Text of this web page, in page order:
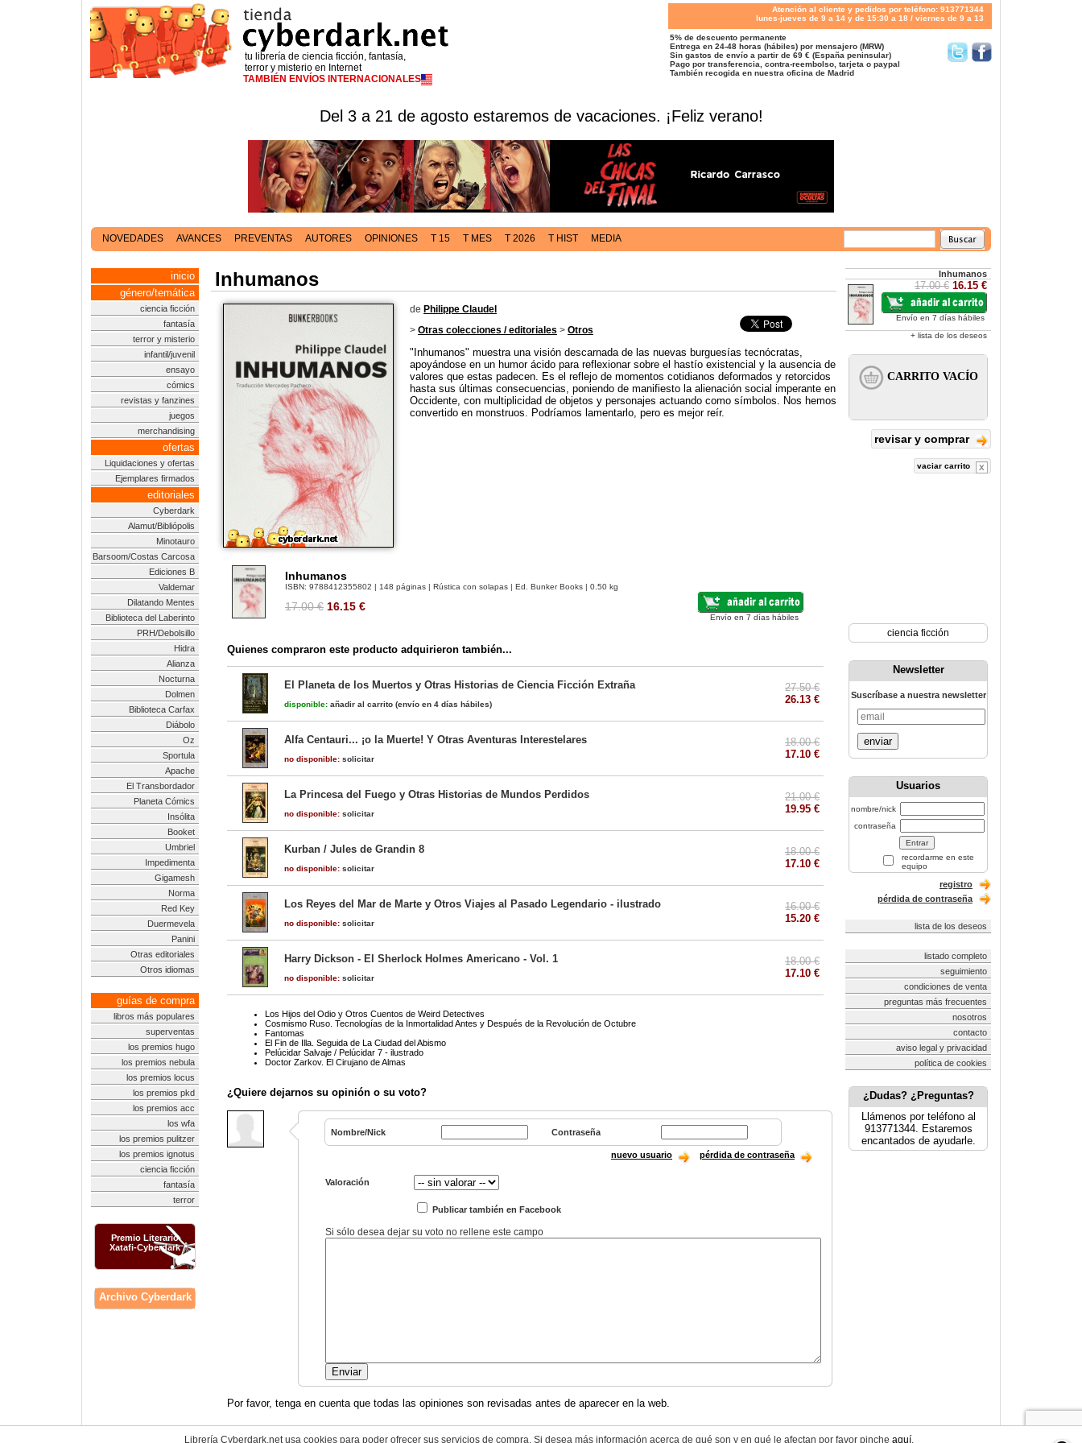
tu librería de ciencia ficción, fantasía,
terror y misterio en Internet
TAMBIÉN ENVÍOS INTERNACIONALES
Atención al cliente y pedidos por teléfono: 913771344
lunes-jueves de 9 a 14 y de 15:30 a 18 / viernes de 9 a 13
5% de descuento permanente
Entrega en 24-48 horas (hábiles) por mensajero (MRW)
Sin gastos de envío a partir de 69 € (España peninsular)
Pago por transferencia, contra-reembolso, tarjeta o paypal
También recogida en nuestra oficina de Madrid
Del 3 a 21 de agosto estaremos de vacaciones. ¡Feliz verano!
NOVEDADES AVANCES PREVENTAS AUTORES OPINIONES T 15 T MES T 2026 T HIST MEDIA
inicio
género/temática
ciencia ficción
fantasía
terror y misterio
infantil/juvenil
ensayo
cómics
revistas y fanzines
juegos
merchandising
ofertas
Liquidaciones y ofertas
Ejemplares firmados
editoriales
Cyberdark
Alamut/Bibliópolis
Minotauro
Barsoom/Costas Carcosa
Ediciones B
Valdemar
Dilatando Mentes
Biblioteca del Laberinto
PRH/Debolsillo
Hidra
Alianza
Nocturna
Dolmen
Biblioteca Carfax
Diábolo
Oz
Sportula
Apache
El Transbordador
Planeta Cómics
Insólita
Booket
Umbriel
Impedimenta
Gigamesh
Norma
Red Key
Duermevela
Panini
Otras editoriales
Otros idiomas
guías de compra
libros más populares
superventas
los premios hugo
los premios nebula
los premios locus
los premios pkd
los premios acc
los wfa
los premios pulitzer
los premios ignotus
ciencia ficción
fantasía
terror
Premio Literario
Xatafi-Cyberdark
Archivo Cyberdark
Inhumanos
de Philippe Claudel
> Otras colecciones / editoriales > Otros
"Inhumanos" muestra una visión descarnada de las nuevas burguesías tecnócratas,
apoyándose en un humor ácido para reflexionar sobre el hastío existencial y la ausencia de
valores que estas padecen. Es el reflejo de momentos cotidianos deformados y retorcidos
hasta sus últimas consecuencias, poniendo de manifiesto la alienación social imperante en
Occidente, con multiplicidad de objetos y personajes actuando como símbolos. Nos hemos
convertido en monstruos. Podríamos lamentarlo, pero es mejor reír.
Inhumanos
ISBN: 9788412355802 | 148 páginas | Rústica con solapas | Ed. Bunker Books | 0.50 kg
17.00 € 16.15 €
Envío en 7 días hábiles
Quienes compraron este producto adquirieron también...
El Planeta de los Muertos y Otras Historias de Ciencia Ficción Extraña
disponible: añadir al carrito (envío en 4 días hábiles)
27.50 €
26.13 €
Alfa Centauri... ¡o la Muerte! Y Otras Aventuras Interestelares
no disponible: solicitar
18.00 €
17.10 €
La Princesa del Fuego y Otras Historias de Mundos Perdidos
no disponible: solicitar
21.00 €
19.95 €
Kurban / Jules de Grandin 8
no disponible: solicitar
18.00 €
17.10 €
Los Reyes del Mar de Marte y Otros Viajes al Pasado Legendario - ilustrado
no disponible: solicitar
16.00 €
15.20 €
Harry Dickson - El Sherlock Holmes Americano - Vol. 1
no disponible: solicitar
18.00 €
17.10 €
Los Hijos del Odio y Otros Cuentos de Weird Detectives
Cosmismo Ruso. Tecnologías de la Inmortalidad Antes y Después de la Revolución de Octubre
Fantomas
El Fin de Illa. Seguida de La Ciudad del Abismo
Pelúcidar Salvaje / Pelúcidar 7 - ilustrado
Doctor Zarkov. El Cirujano de Almas
¿Quiere dejarnos su opinión o su voto?
Nombre/Nick Contraseña
nuevo usuario pérdida de contraseña
Valoración
Publicar también en Facebook
Si sólo desea dejar su voto no rellene este campo
Por favor, tenga en cuenta que todas las opiniones son revisadas antes de aparecer en la web.
Inhumanos
17.00 € 16.15 €
Envío en 7 días hábiles
+ lista de los deseos
revisar y comprar
vaciar carrito
ciencia ficción
Newsletter
Suscríbase a nuestra newsletter
enviar
Usuarios
nombre/nick
contraseña
recordarme en este
equipo
registro
pérdida de contraseña
lista de los deseos
listado completo
seguimiento
condiciones de venta
preguntas más frecuentes
nosotros
contacto
aviso legal y privacidad
política de cookies
¿Dudas? ¿Preguntas?
Llámenos por teléfono al
913771344. Estaremos
encantados de ayudarle.
Librería Cyberdark.net usa cookies para poder ofrecer sus servicios de compra. Si desea más información acerca de qué son y en qué le afectan por favor pinche aquí.